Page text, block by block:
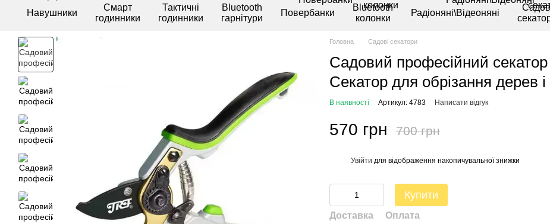
Навушники
Смарт
годинники
Тактичні
годинники
Bluetooth
гарнітури
Повербанки
Bluetooth
колонки
Радіоняні\Відеоняні
Головна Садові секатори
Садовий професійний
Секатор для обрізання дерев
В наявності Артикул: 4783 Написати відгук
570 грн 700 грн
Увійти для відображення накопичувальної знижки
Купити
Доставка Оплата